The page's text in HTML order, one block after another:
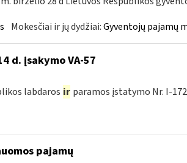
Mokesčiai ir jų dydžiai:Gyventojų pajamų
d. įsakymo VA-57
labdaros ir paramos įstatymo Nr. I-
pajamų